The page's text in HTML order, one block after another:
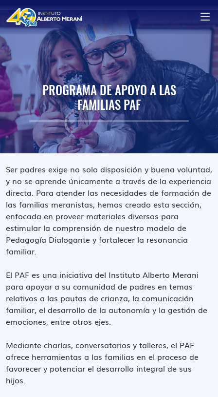
PROGRAMA DE APOYO A LAS
FAMILIAS PAF
Ser padres exige no solo disposición y buena voluntad,
y no se aprende únicamente a través de la experiencia
directa. Para atender las necesidades de formación de
las familias meranistas, hemos creado esta sección,
enfocada en proveer materiales diversos para
estimular la comprensión de nuestro modelo de
Pedagogía Dialogante y fortalecer la resonancia
familiar.
El PAF es una iniciativa del Instituto Alberto Merani
para apoyar a su comunidad de padres en temas
relativos a las pautas de crianza, la comunicación
familiar, el desarrollo de la autonomía y la gestión de
emociones, entre otros ejes.
Mediante charlas, conversatorios y talleres, el PAF
ofrece herramientas a las familias en el proceso de
favorecer y potenciar el desarrollo integral de sus
hijos.